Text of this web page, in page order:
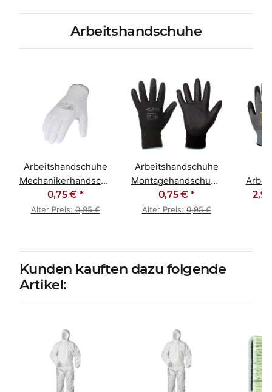
Arbeitshandschuhe
Arbeitshandschuhe
Mechanikerhandschuhe
PU weiß
0,75 € *
Alter Preis:0,95 €
Arbeitshandschuhe
Montagehandschuhe
PU schwarz
0,75 € *
Alter Preis:0,95 €
Kunden kauften dazu folgende
Artikel: